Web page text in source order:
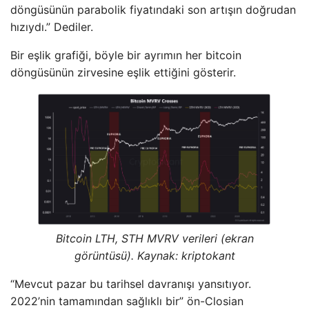
döngüsünün parabolik fiyatındaki son artışın doğrudan
hızıydı.” Dediler.
Bir eşlik grafiği, böyle bir ayrımın her bitcoin
döngüsünün zirvesine eşlik ettiğini gösterir.
Bitcoin LTH, STH MVRV verileri (ekran
görüntüsü). Kaynak: kriptokant
“Mevcut pazar bu tarihsel davranışı yansıtıyor.
2022’nin tamamından sağlıklı bir” ön-Closian